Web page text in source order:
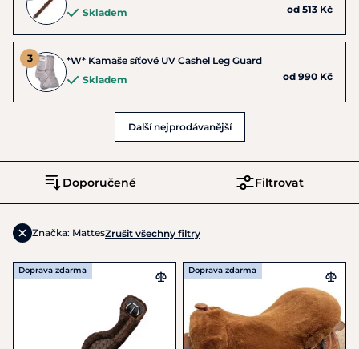
Skladem
od 513 Kč
*W* Kamaše síťové UV Cashel Leg Guard
Skladem
od 990 Kč
Další nejprodávanější
Filtrovat
Doporučené
Značka: MattesZrušit všechny filtry
Doprava zdarma Doprava zdarma